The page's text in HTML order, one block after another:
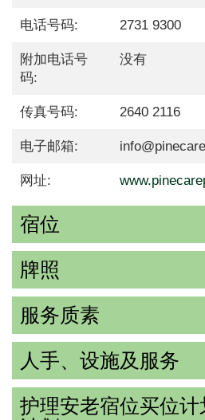
电话号码: 2731 9300
附加电话号
码:
没有
传真号码: 2640 2116
电子邮箱:
网址:
宿位
牌照
服务质素
人手、设施及服务
护理安老宿位买位